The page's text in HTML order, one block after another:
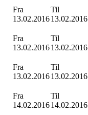
Fra
13.02.2016
Til
13.02.2016
Fra
13.02.2016
Til
13.02.2016
Fra
13.02.2016
Til
13.02.2016
Fra
14.02.2016
Til
14.02.2016